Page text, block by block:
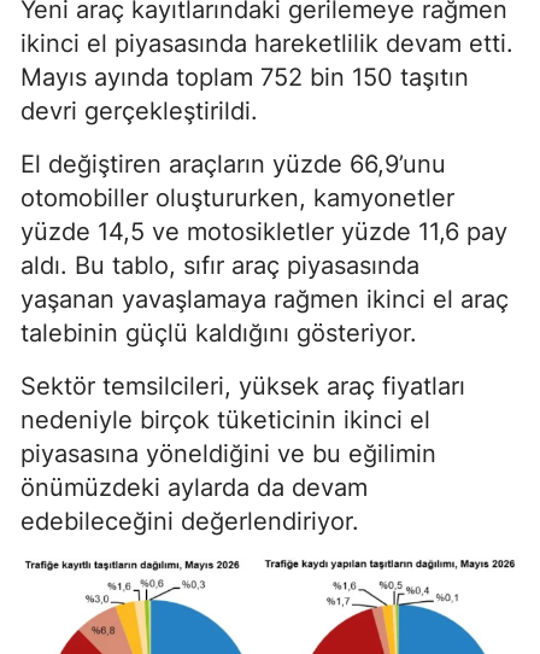
Yeni araç kayıtlarındaki gerilemeye rağmen
ikinci el piyasasında hareketlilik devam etti.
Mayıs ayında toplam 752 bin 150 taşıtın
devri gerçekleştirildi.
El değiştiren araçların yüzde 66,9’unu
otomobiller oluştururken, kamyonetler
yüzde 14,5 ve motosikletler yüzde 11,6 pay
aldı. Bu tablo, sıfır araç piyasasında
yaşanan yavaşlamaya rağmen ikinci el araç
talebinin güçlü kaldığını gösteriyor.
Sektör temsilcileri, yüksek araç fiyatları
nedeniyle birçok tüketicinin ikinci el
piyasasına yöneldiğini ve bu eğilimin
önümüzdeki aylarda da devam
edebileceğini değerlendiriyor.